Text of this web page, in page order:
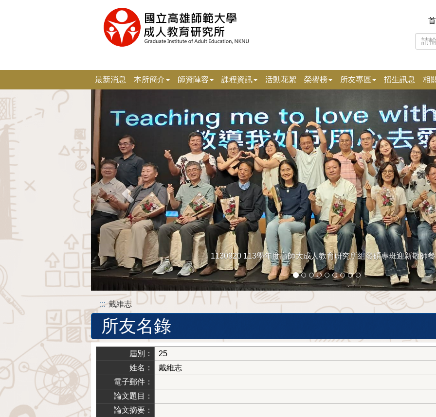
區
塊
最新消息 本所簡介 師資陣容 課程資訊 活動花絮 榮譽榜 所友專區 招生訊息 相
1130920 113學年度高師大成人教育研究所組發碩專班迎新敬師
一
張
::: 戴維志
所友名錄
屆別：
25
姓名：
戴維志
電子郵件：
論文題目：
論文摘要：